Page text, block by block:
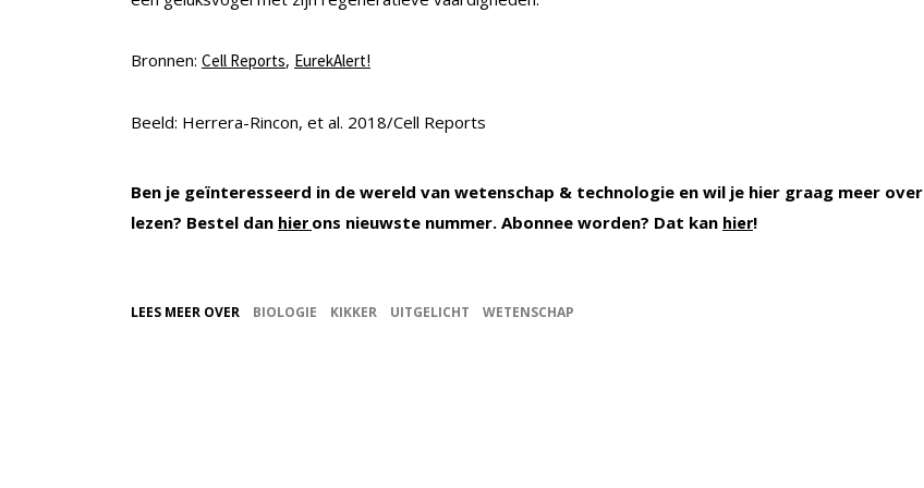
Bronnen: Cell Reports, EurekAlert!
Beeld: Herrera-Rincon, et al. 2018/Cell Reports
Ben je geïnteresseerd in de wereld van wetenschap & technologie en wil je hier graag meer over
lezen? Bestel dan hier ons nieuwste nummer. Abonnee worden? Dat kan hier!
LEES MEER OVER BIOLOGIE KIKKER UITGELICHT WETENSCHAP